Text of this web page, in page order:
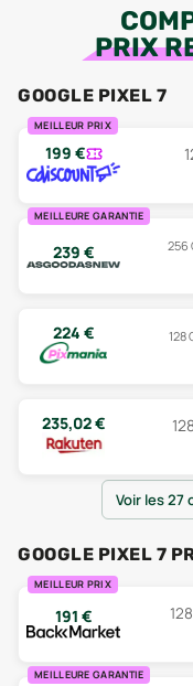
PRIX
GOOGLE PIXEL 7
MEILLEUR PRIX
199 €
MEILLEURE GARANTIE
239 € 256
224 € 128
235,02€
Voir les 27
GOOGLE PIXEL 7
MEILLEUR PRIX
191 €
MEILLEURE GARANTIE